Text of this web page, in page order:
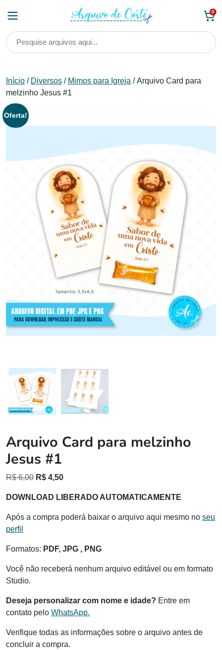
0
Início / Diversos / Mimos para Igreja / Arquivo Card para
melzinho Jesus #1
Oferta!
Arquivo Card para melzinho
Jesus #1
R$6,00 O
original
R$ 4,50O
atual
DOWNLOAD LIBERADO AUTOMATICAMENTE
Após a compra poderá baixar o arquivo aqui mesmo no seu
perfil
Formatos: PDF, JPG , PNG
Você não receberá nenhum arquivo editável ou em formato
Studio.
Deseja personalizar com nome e idade? Entre em
contato pelo WhatsApp.
Verifique todas as informações sobre o arquivo antes de
concluir a compra.